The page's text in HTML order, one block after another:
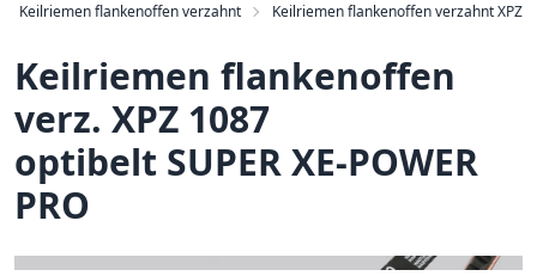
Keilriemen flankenoffen verzahnt Keilriemen flankenoffen verzahnt XPZ
Keilriemen flankenoffen
verz. XPZ 1087
optibelt SUPER XE-POWER
PRO